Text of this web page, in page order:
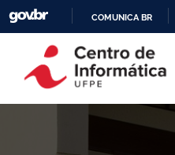
COMUNICA BR